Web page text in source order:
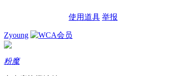
使用道具 举报
Zyoung
粉魔